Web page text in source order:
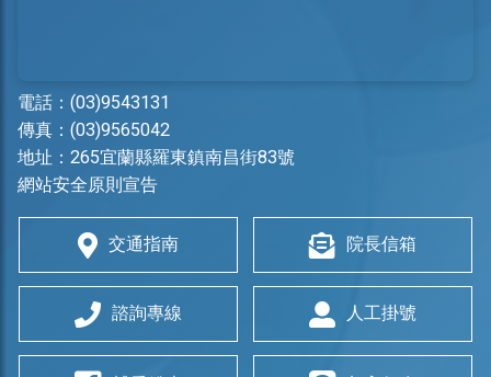
電話： (03)9543131
傳真：(03)9565042
地址： 265宜蘭縣羅東鎮南昌街83號
網站安全原則宣告
交通指南 院長信箱
諮詢專線 人工掛號